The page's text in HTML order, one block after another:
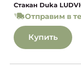
Стакан Duka
Отправим в
Купить